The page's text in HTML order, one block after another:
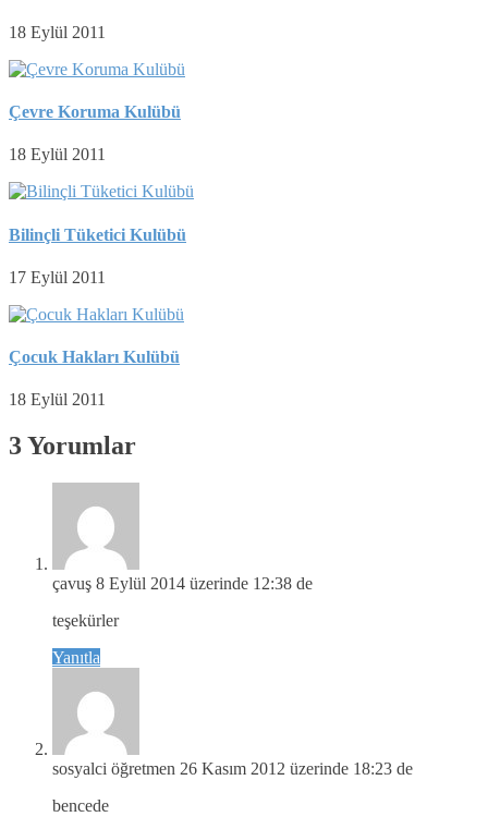
18 Eylül 2011
Çevre Koruma Kulübü
18 Eylül 2011
Bilinçli Tüketici Kulübü
17 Eylül 2011
Çocuk Hakları Kulübü
18 Eylül 2011
3 Yorumlar
çavuş 8 Eylül 2014 üzerinde 12:38 de
teşekürler
Yanıtla
sosyalci öğretmen 26 Kasım 2012 üzerinde 18:23 de
bencede